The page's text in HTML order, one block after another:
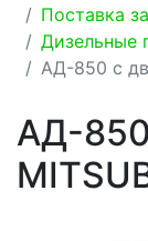
Поставка
Дизельные
АД-850 с
АД-